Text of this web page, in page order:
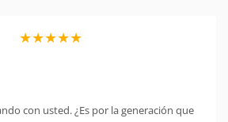
★★★★★
con usted. ¿Es por la generación que